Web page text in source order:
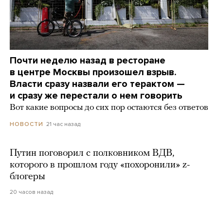
Почти неделю назад в ресторане
в центре Москвы произошел взрыв.
Власти сразу назвали его терактом —
и сразу же перестали о нем говорить
Вот какие вопросы до сих пор остаются без ответов
НОВОСТИ 21 час назад
Путин поговорил с полковником ВДВ,
которого в прошлом году «похоронили» z-
блогеры
20 часов назад